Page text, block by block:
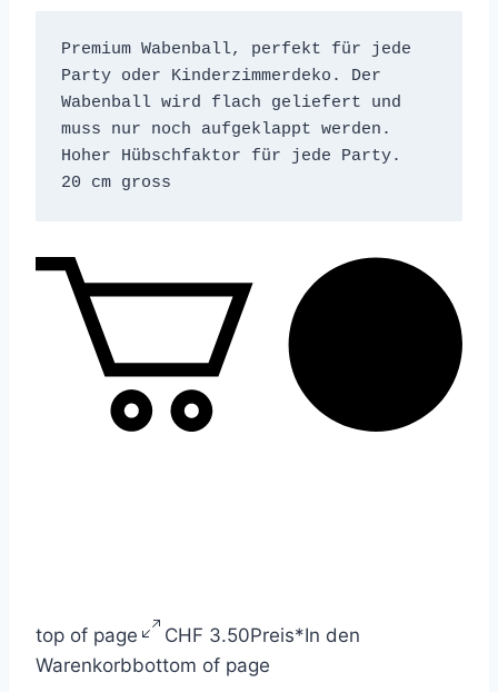
Premium Wabenball, perfekt für jede
Party oder Kinderzimmerdeko. Der
Wabenball wird flach geliefert und
muss nur noch aufgeklappt werden.
Hoher Hübschfaktor für jede Party.
20 cm gross
top of page CHF 3.50Preis*In den
Warenkorbbottom of page